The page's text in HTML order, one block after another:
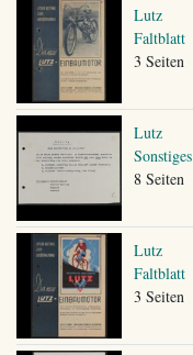
Lutz
Faltblatt
3 Seiten
Lutz
Sonstiges
8 Seiten
Lutz
Faltblatt
3 Seiten